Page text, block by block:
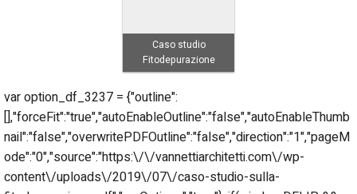
Caso studio
Fitodepurazione
var option_df_3237 = {"outline":
[],"forceFit":"true","autoEnableOutline":"false","autoEnableThumb
nail":"false","overwritePDFOutline":"false","direction":"1","pageM
ode":"0","source":"https:\/\/vannettiarchitetti.com\/wp-
content\/uploads\/2019\/07\/caso-studio-sulla-